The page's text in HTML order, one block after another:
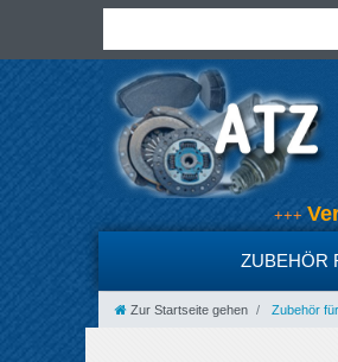
+++
ZUBEHÖR
Zur Startseite gehen Zubehör